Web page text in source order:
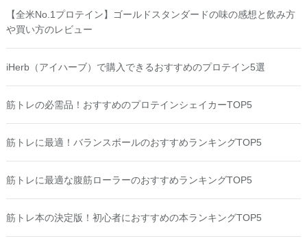
【全米No.1プロテイン】ゴールドスタンダードの味の感想と飲み方
や買い方のレビュー
iHerb（アイハーブ）で購入できるおすすめのプロテイン5選
筋トレの必需品！おすすめのプロテインシェイカーTOP5
筋トレに最適！バランスボールのおすすめランキングTOP5
筋トレに最適な腹筋ローラーのおすすめランキングTOP5
筋トレ本の決定版！初心者におすすめの本ランキングTOP5